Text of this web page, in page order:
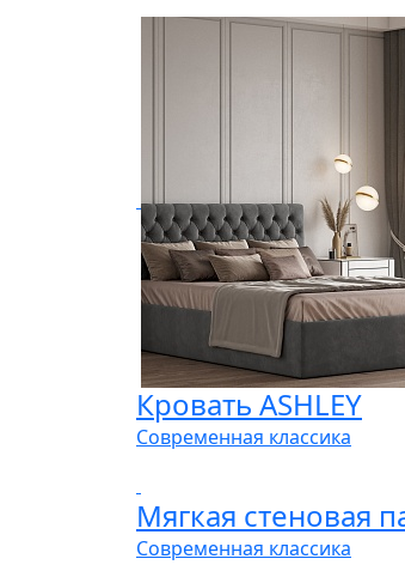
Кровать ASHLEY
Современная классика
Мягкая стеновая
Современная классика